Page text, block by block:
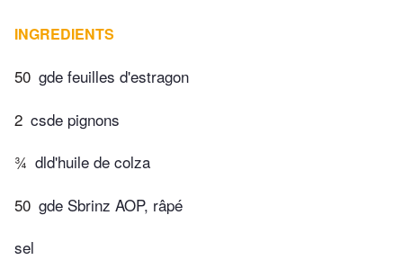
INGREDIENTS
50 gde feuilles d'estragon
2 csde pignons
¾ dld'huile de colza
50 gde Sbrinz AOP, râpé
sel